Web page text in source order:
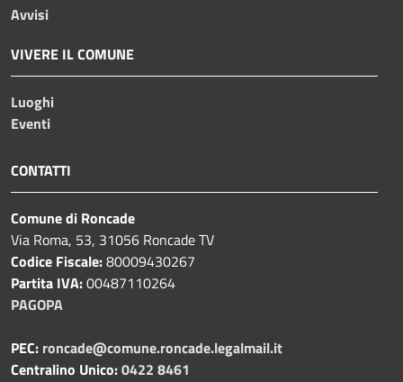
Avvisi
VIVERE IL COMUNE
Luoghi
Eventi
CONTATTI
Comune di Roncade
Via Roma, 53, 31056 Roncade TV
Codice Fiscale:80009430267
Partita IVA:00487110264
PAGOPA
PEC: roncade@comune.roncade.legalmail.it
Centralino Unico:0422 8461